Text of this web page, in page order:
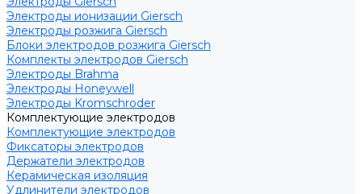
Электроды ионизации Giersch
Электроды розжига Giersch
Блоки электродов розжига Giersch
Комплекты электродов Giersch
Электроды Brahma
Электроды Honeywell
Электроды Kromschroder
Комплектующие электродов
Комплектующие электродов
Фиксаторы электродов
Держатели электродов
Керамическая изоляция
Удлинители электродов